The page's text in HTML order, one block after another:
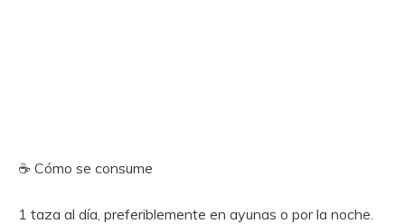
☕ Cómo se consume
1 taza al día, preferiblemente en ayunas o por la noche.